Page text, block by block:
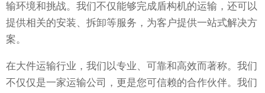
输环境和挑战。我们不仅能够完成盾构机的运输，还可以
提供相关的安装、拆卸等服务，为客户提供一站式解决方
案。
在大件运输行业，我们以专业、可靠和高效而著称。我们
不仅仅是一家运输公司，更是您可信赖的合作伙伴。我们